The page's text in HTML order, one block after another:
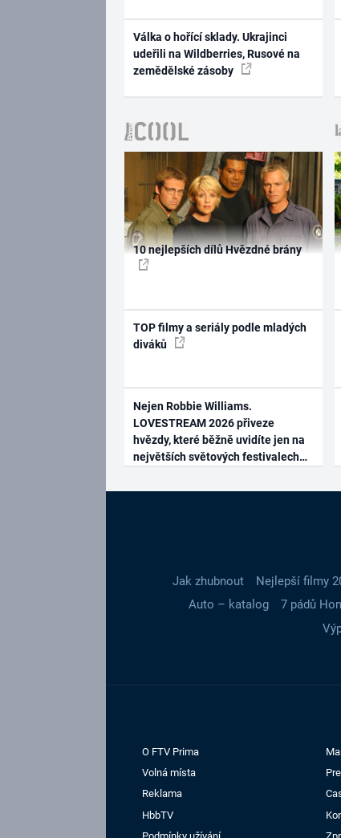
Válka o hořící sklady. Ukrajinci
udeřili na Wildberries, Rusové na
zemědělské zásoby
10 nejlepších dílů Hvězdné brány
TOP filmy a seriály podle mladých
diváků
Nejen Robbie Williams.
LOVESTREAM 2026 přiveze
hvězdy, které běžně uvidíte jen na
největších světových festivalech
Jak zhubnout Nejlepší filmy
Auto – katalog
7 pádů
O FTV Prima
Volná místa
Reklama
HbbTV